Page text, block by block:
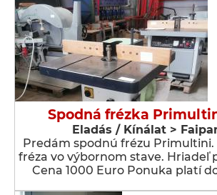
Spodná frézka
Eladás / Kínálat >
Predám spodnú frézu Primultini.
fréza vo výbornom stave. Hriadeľ
Cena 1000 Euro Ponuka platí